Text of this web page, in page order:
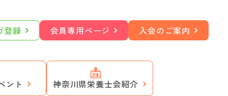
登録 会員専用ページ 入会のご案内
ント 神奈川県栄養士会紹介